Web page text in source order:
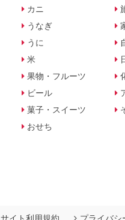
カニ
うなぎ
うに
米
果物・フルーツ
ビール
菓子・スイーツ
おせち